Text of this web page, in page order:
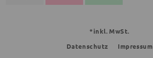
*inkl. MwSt.
Datenschutz
Impressum